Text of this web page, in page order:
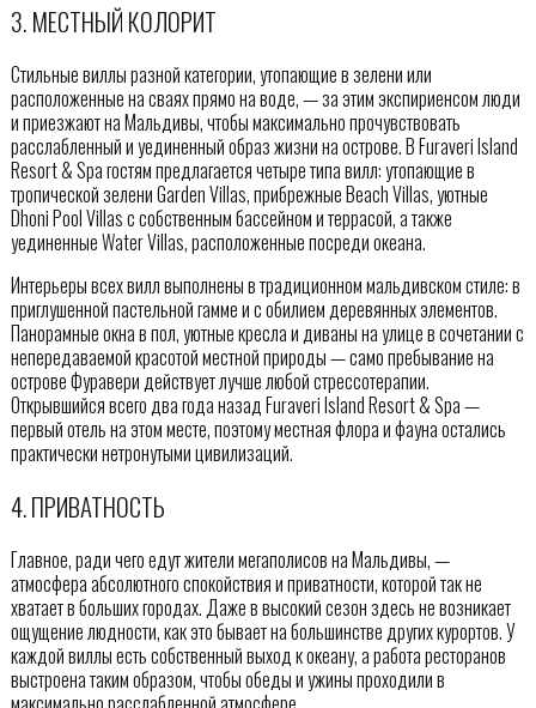
3. МЕСТНЫЙ КОЛОРИТ
Стильные виллы разной категории, утопающие в зелени или
расположенные на сваях прямо на воде, — за этим экспириенсом люди
и приезжают на Мальдивы, чтобы максимально прочувствовать
расслабленный и уединенный образ жизни на острове. В Furaveri Island
Resort & Spa гостям предлагается четыре типа вилл: утопающие в
тропической зелени Garden Villas, прибрежные Beach Villas, уютные
Dhoni Pool Villas с собственным бассейном и террасой, а также
уединенные Water Villas, расположенные посреди океана.
Интерьеры всех вилл выполнены в традиционном мальдивском стиле: в
приглушенной пастельной гамме и с обилием деревянных элементов.
Панорамные окна в пол, уютные кресла и диваны на улице в сочетании с
непередаваемой красотой местной природы — само пребывание на
острове Фуравери действует лучше любой стрессотерапии.
Открывшийся всего два года назад Furaveri Island Resort & Spa —
первый отель на этом месте, поэтому местная флора и фауна остались
практически нетронутыми цивилизаций.
4. ПРИВАТНОСТЬ
Главное, ради чего едут жители мегаполисов на Мальдивы, —
атмосфера абсолютного спокойствия и приватности, которой так не
хватает в больших городах. Даже в высокий сезон здесь не возникает
ощущение людности, как это бывает на большинстве других курортов. У
каждой виллы есть собственный выход к океану, а работа ресторанов
выстроена таким образом, чтобы обеды и ужины проходили в